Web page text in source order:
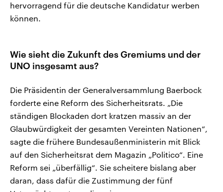
hervorragend für die deutsche Kandidatur werben
können.
Wie sieht die Zukunft des Gremiums und der
UNO insgesamt aus?
Die Präsidentin der Generalversammlung Baerbock
forderte eine Reform des Sicherheitsrats. „Die
ständigen Blockaden dort kratzen massiv an der
Glaubwürdigkeit der gesamten Vereinten Nationen“,
sagte die frühere Bundesaußenministerin mit Blick
auf den Sicherheitsrat dem Magazin „Politico“. Eine
Reform sei „überfällig“. Sie scheitere bislang aber
daran, dass dafür die Zustimmung der fünf